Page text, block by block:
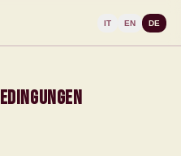
IT EN DE